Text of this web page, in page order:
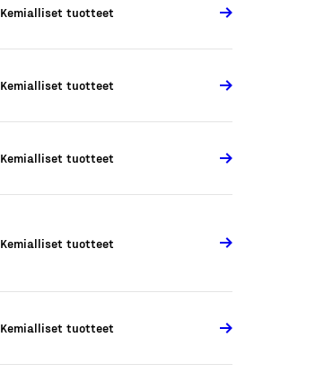
Kemialliset tuotteet
Kemialliset tuotteet
Kemialliset tuotteet
Kemialliset tuotteet
Kemialliset tuotteet